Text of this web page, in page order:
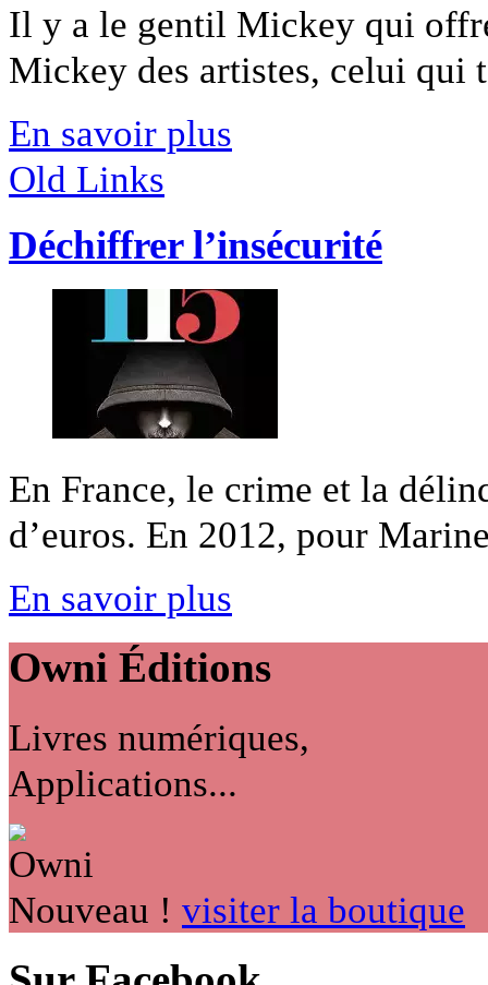
Il y a le gentil Mickey qui
Mickey des artistes, celui qui
En savoir plus
Old Links
Déchiffrer l’insécurité
En France, le crime et la
d’euros. En 2012, pour
En savoir plus
Owni Éditions
Livres numériques,
Applications...
Nouveau ! visiter la boutique